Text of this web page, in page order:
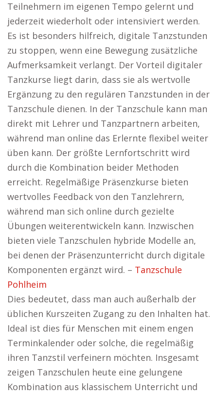
Teilnehmern im eigenen Tempo gelernt und
jederzeit wiederholt oder intensiviert werden.
Es ist besonders hilfreich, digitale Tanzstunden
zu stoppen, wenn eine Bewegung zusätzliche
Aufmerksamkeit verlangt. Der Vorteil digitaler
Tanzkurse liegt darin, dass sie als wertvolle
Ergänzung zu den regulären Tanzstunden in der
Tanzschule dienen. In der Tanzschule kann man
direkt mit Lehrer und Tanzpartnern arbeiten,
während man online das Erlernte flexibel weiter
üben kann. Der größte Lernfortschritt wird
durch die Kombination beider Methoden
erreicht. Regelmäßige Präsenzkurse bieten
wertvolles Feedback von den Tanzlehrern,
während man sich online durch gezielte
Übungen weiterentwickeln kann. Inzwischen
bieten viele Tanzschulen hybride Modelle an,
bei denen der Präsenzunterricht durch digitale
Komponenten ergänzt wird. – Tanzschule
Pohlheim
Dies bedeutet, dass man auch außerhalb der
üblichen Kurszeiten Zugang zu den Inhalten hat.
Ideal ist dies für Menschen mit einem engen
Terminkalender oder solche, die regelmäßig
ihren Tanzstil verfeinern möchten. Insgesamt
zeigen Tanzschulen heute eine gelungene
Kombination aus klassischem Unterricht und